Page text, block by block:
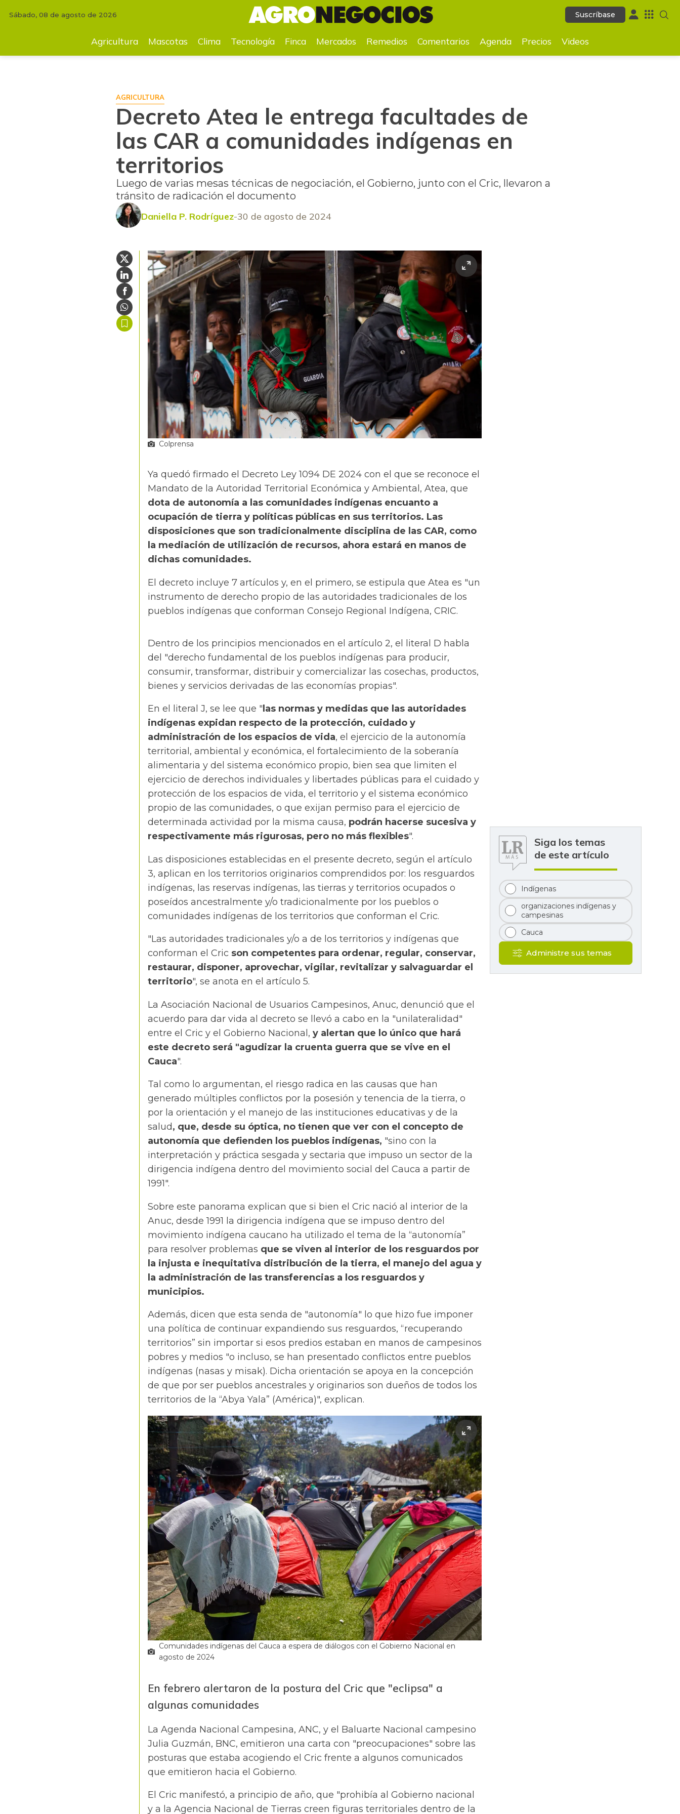
Suscríbase
Decreto Atea le entrega facultades de las CAR a comunidades indígenas en territorios
Sábado, 08 de agosto de 2026 Suscríbase
Agricultura Mascotas Clima Tecnología Finca Mercados Remedios Comentarios Agenda Precios Videos
AGRICULTURA
Decreto Atea le entrega facultades de
las CAR a comunidades indígenas en
territorios
Luego de varias mesas técnicas de negociación, el Gobierno, junto con el Cric, llevaron a
tránsito de radicación el documento
Daniella P. Rodríguez 30 de agosto de 2024
Colprensa
Ya quedó firmado el Decreto Ley 1094 DE 2024 con el que se reconoce el
Mandato de la Autoridad Territorial Económica y Ambiental, Atea, que
dota de autonomía a las comunidades indígenas encuanto a
ocupación de tierra y políticas públicas en sus territorios. Las
disposiciones que son tradicionalmente disciplina de las CAR, como
la mediación de utilización de recursos, ahora estará en manos de
dichas comunidades.
El decreto incluye 7 artículos y, en el primero, se estipula que Atea es "un
instrumento de derecho propio de las autoridades tradicionales de los
pueblos indígenas que conforman Consejo Regional Indígena, CRIC.
Dentro de los principios mencionados en el artículo 2, el literal D habla
del "derecho fundamental de los pueblos indígenas para producir,
consumir, transformar, distribuir y comercializar las cosechas, productos,
bienes y servicios derivadas de las economías propias".
En el literal J, se lee que " las normas y medidas que las autoridades
indígenas expidan respecto de la protección, cuidado y
administración de los espacios de vida, el ejercicio de la autonomía
territorial, ambiental y económica, el fortalecimiento de la soberanía
alimentaria y del sistema económico propio, bien sea que limiten el
ejercicio de derechos individuales y libertades públicas para el cuidado y
protección de los espacios de vida, el territorio y el sistema económico
propio de las comunidades, o que exijan permiso para el ejercicio de
determinada actividad por la misma causa, podrán hacerse sucesiva y
respectivamente más rigurosas, pero no más flexibles".
Las disposiciones establecidas en el presente decreto, según el artículo
3, aplican en los territorios originarios comprendidos por: los resguardos
indígenas, las reservas indígenas, las tierras y territorios ocupados o
poseídos ancestralmente y/o tradicionalmente por los pueblos o
comunidades indígenas de los territorios que conforman el Cric.
"Las autoridades tradicionales y/o a de los territorios y indígenas que
conforman el Cric son competentes para ordenar, regular, conservar,
restaurar, disponer, aprovechar, vigilar, revitalizar y salvaguardar el
territorio", se anota en el artículo 5.
La Asociación Nacional de Usuarios Campesinos, Anuc, denunció que el
acuerdo para dar vida al decreto se llevó a cabo en la "unilateralidad"
entre el Cric y el Gobierno Nacional, y alertan que lo único que hará
este decreto será "agudizar la cruenta guerra que se vive en el
Cauca".
Tal como lo argumentan, el riesgo radica en las causas que han
generado múltiples conflictos por la posesión y tenencia de la tierra, o
por la orientación y el manejo de las instituciones educativas y de la
salud, que, desde su óptica, no tienen que ver con el concepto de
autonomía que defienden los pueblos indígenas, "sino con la
interpretación y práctica sesgada y sectaria que impuso un sector de la
dirigencia indígena dentro del movimiento social del Cauca a partir de
1991".
Sobre este panorama explican que si bien el Cric nació al interior de la
Anuc, desde 1991 la dirigencia indígena que se impuso dentro del
movimiento indígena caucano ha utilizado el tema de la “autonomía”
para resolver problemas que se viven al interior de los resguardos por
la injusta e inequitativa distribución de la tierra, el manejo del agua y
la administración de las transferencias a los resguardos y
municipios.
Además, dicen que esta senda de "autonomía" lo que hizo fue imponer
una política de continuar expandiendo sus resguardos, “recuperando
territorios” sin importar si esos predios estaban en manos de campesinos
pobres y medios "o incluso, se han presentado conflictos entre pueblos
indígenas (nasas y misak). Dicha orientación se apoya en la concepción
de que por ser pueblos ancestrales y originarios son dueños de todos los
territorios de la “Abya Yala” (América)", explican.
Comunidades indígenas del Cauca a espera de diálogos con el Gobierno Nacional en
agosto de 2024
En febrero alertaron de la postura del Cric que "eclipsa" a
algunas comunidades
La Agenda Nacional Campesina, ANC, y el Baluarte Nacional campesino
Julia Guzmán, BNC, emitieron una carta con "preocupaciones" sobre las
posturas que estaba acogiendo el Cric frente a algunos comunicados
que emitieron hacia el Gobierno.
El Cric manifestó, a principio de año, que "prohibía al Gobierno nacional
y a la Agencia Nacional de Tierras creen figuras territoriales dentro de la
Siga los temas
de este artículo
Indígenas
organizaciones indígenas y
campesinas
Cauca
Administre sus temas